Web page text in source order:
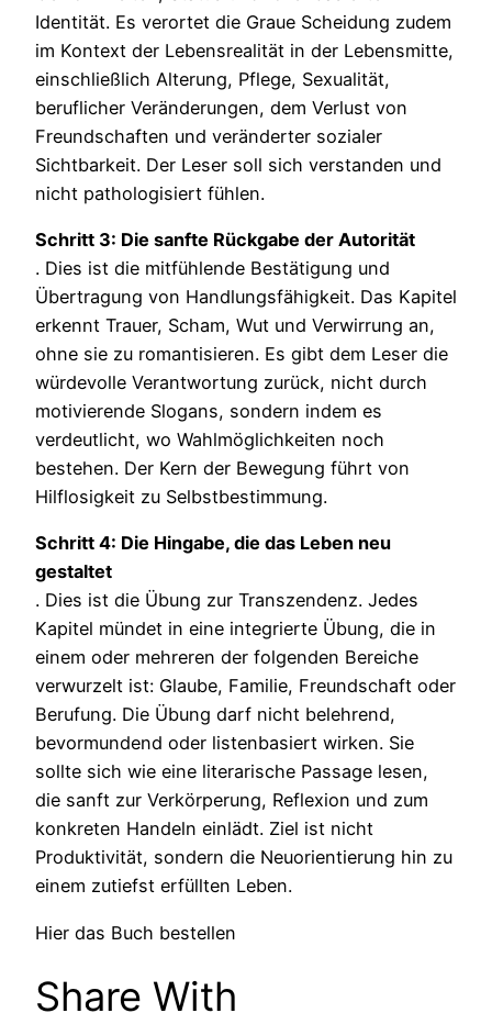
Identität. Es verortet die Graue Scheidung zudem
im Kontext der Lebensrealität in der Lebensmitte,
einschließlich Alterung, Pflege, Sexualität,
beruflicher Veränderungen, dem Verlust von
Freundschaften und veränderter sozialer
Sichtbarkeit. Der Leser soll sich verstanden und
nicht pathologisiert fühlen.
Schritt 3: Die sanfte Rückgabe der Autorität
. Dies ist die mitfühlende Bestätigung und
Übertragung von Handlungsfähigkeit. Das Kapitel
erkennt Trauer, Scham, Wut und Verwirrung an,
ohne sie zu romantisieren. Es gibt dem Leser die
würdevolle Verantwortung zurück, nicht durch
motivierende Slogans, sondern indem es
verdeutlicht, wo Wahlmöglichkeiten noch
bestehen. Der Kern der Bewegung führt von
Hilflosigkeit zu Selbstbestimmung.
Schritt 4: Die Hingabe, die das Leben neu
gestaltet
. Dies ist die Übung zur Transzendenz. Jedes
Kapitel mündet in eine integrierte Übung, die in
einem oder mehreren der folgenden Bereiche
verwurzelt ist: Glaube, Familie, Freundschaft oder
Berufung. Die Übung darf nicht belehrend,
bevormundend oder listenbasiert wirken. Sie
sollte sich wie eine literarische Passage lesen,
die sanft zur Verkörperung, Reflexion und zum
konkreten Handeln einlädt. Ziel ist nicht
Produktivität, sondern die Neuorientierung hin zu
einem zutiefst erfüllten Leben.
Hier das Buch bestellen
Share With